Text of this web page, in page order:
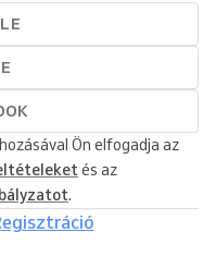
Ön elfogadja az
és az
.